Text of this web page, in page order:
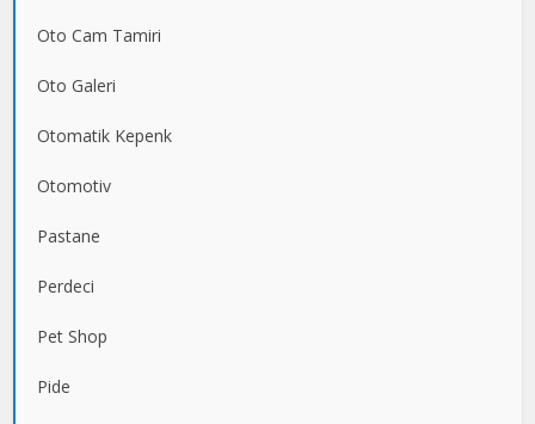
Oto Cam Tamiri
Oto Galeri
Otomatik Kepenk
Otomotiv
Pastane
Perdeci
Pet Shop
Pide